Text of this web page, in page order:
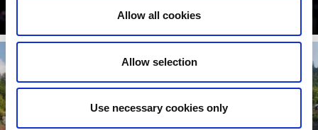
Allow all cookies
Allow selection
Use necessary cookies only